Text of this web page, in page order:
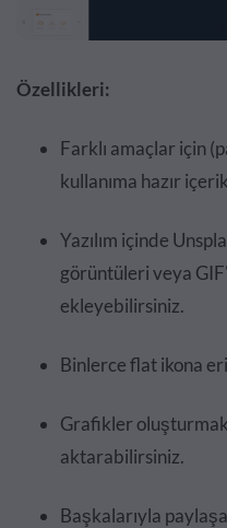
Özellikleri:
Farklı amaçlar için
kullanıma hazır
Yazılım içinde
görüntüleri veya
ekleyebilirsiniz.
Binlerce flat ikona
Grafikler
aktarabilirsiniz.
Başkalarıyla